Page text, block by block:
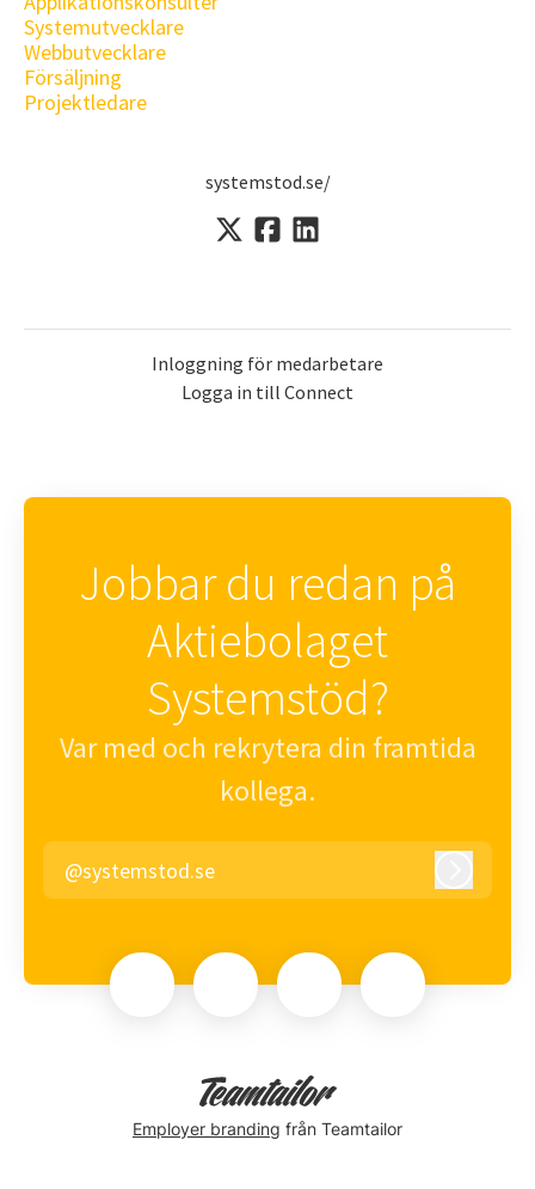
Systemutvecklare
Webbutvecklare
Försäljning
Projektledare
systemstod.se/
Inloggning för medarbetare
Logga in till Connect
Jobbar du redan på
Aktiebolaget
Systemstöd?
Var med och rekrytera din framtida
kollega.
@systemstod.se
Employer branding från Teamtailor